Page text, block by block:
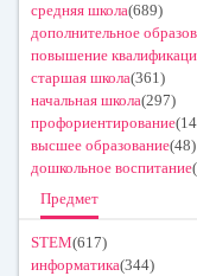
средняя школа(689)
дополнительное
повышение
старшая школа(361)
начальная школа(297)
профориентирование
высшее образование(48)
дошкольное воспитание
Предмет
STEM(617)
информатика(344)